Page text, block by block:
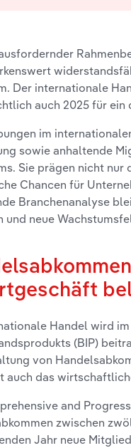
Der internationale
auch 2025 für
im
sowie anhaltende
Sie prägen nicht
Chancen für
Branchenanalyse
und neue
Handel wird
(BIP)
von
auch das
and
zwischen
Jahr neue